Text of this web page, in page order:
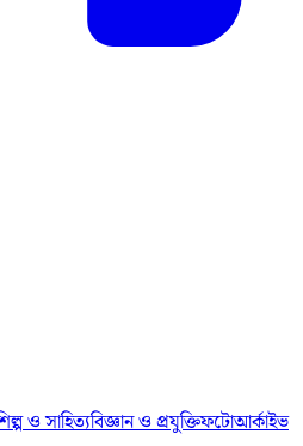
ও সাহিত্যবিজ্ঞান ও প্রযুক্তিফটোআর্কাইভ